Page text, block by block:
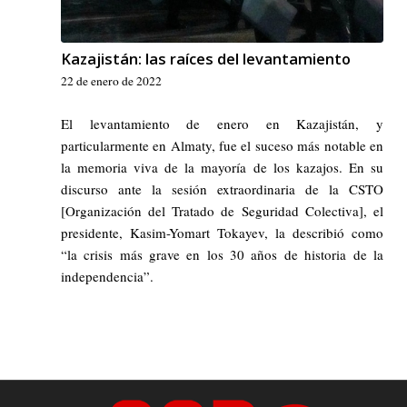
Kazajistán: las raíces del levantamiento
22 de enero de 2022
El levantamiento de enero en Kazajistán, y
particularmente en Almaty, fue el suceso más notable en
la memoria viva de la mayoría de los kazajos. En su
discurso ante la sesión extraordinaria de la CSTO
[Organización del Tratado de Seguridad Colectiva], el
presidente, Kasim-Yomart Tokayev, la describió como
“la crisis más grave en los 30 años de historia de la
independencia”.